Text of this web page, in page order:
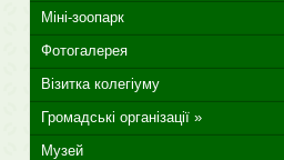
Міні-зоопарк
Фотогалерея
Візитка колегіуму
Громадські організації »
Музей